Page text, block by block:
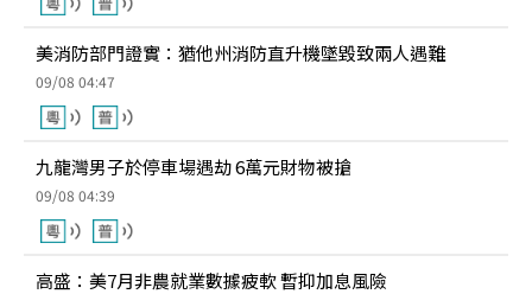
美消防部門證實：猶他州消防直升機墜毀致兩人遇難
09/08 04:47
九龍灣男子於停車場遇劫 6萬元財物被搶
09/08 04:39
高盛：美7月非農就業數據疲軟 暫抑加息風險